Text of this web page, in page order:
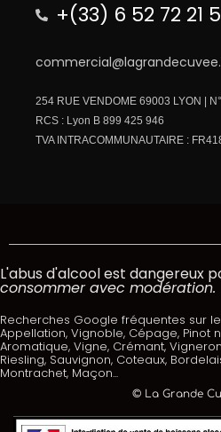
+(33) 6 52 72 21
254 RUE VENDOME 69003 LYON |
RCS : Lyon B 899 425 946
TVA INTRACOMMUNAUTAIRE :
L'abus d'alcool est dangereux
consommer avec modération.
Recherches Google fréquentes sur le
Appellation, Vignoble, Cépage, Pinot
Aromatique, Vigne, Crémant,
Riesling, Sauvignon, Coteaux,
Montrachet, Maçon...
© La Grande